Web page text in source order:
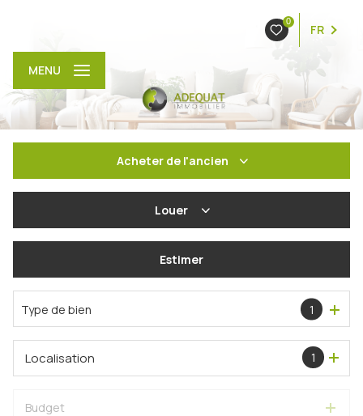
0
FR
MENU
Acheter de l'ancien
De l'immo pro
Louer
En saisonnier
Estimer
Type de bien 1
1
Localisation
Budget